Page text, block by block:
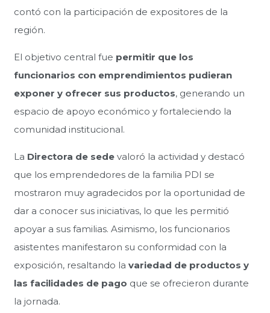
contó con la participación de expositores de la
región.
El objetivo central fue permitir que los
funcionarios con emprendimientos pudieran
exponer y ofrecer sus productos, generando un
espacio de apoyo económico y fortaleciendo la
comunidad institucional.
La Directora de sedevaloró la actividad y destacó
que los emprendedores de la familia PDI se
mostraron muy agradecidos por la oportunidad de
dar a conocer sus iniciativas, lo que les permitió
apoyar a sus familias. Asimismo, los funcionarios
asistentes manifestaron su conformidad con la
exposición, resaltando la variedad de productos y
las facilidades de pago que se ofrecieron durante
la jornada.